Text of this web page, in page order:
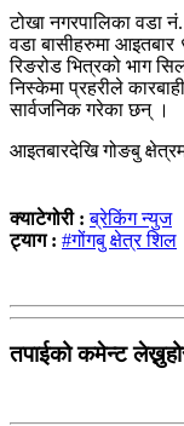
टोखा नगरपालिका वडा
वडा बासीहरुमा आइतबार
रिङरोड भित्रको भाग
निस्केमा प्रहरीले
सार्वजनिक गरेका छन् ।
आइतबारदेखि गोङबु
क्याटेगोरी :ब्रेकिंग न्युज
ट्याग : #गोंगबु क्षेत्र शिल
तपाईको कमेन्ट